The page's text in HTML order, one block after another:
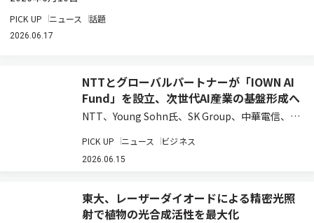
PICK UP ニュース 話題
2026.06.17
NTTとグローバルパートナーが「IOWN AI
Fund」を設立、次世代AI産業の基盤形成へ
NTT、Young Sohn氏、SK Group、中華電信、お
投資を通じてIOWNエコシステムの構築と新たな
事業創出を目指す投資ファンド「IOWN AI
PICK UP ニュース ビジネス
2026.06.15
東大、レーザーダイオードによる精密光照
射で植物の光合成活性を最大化